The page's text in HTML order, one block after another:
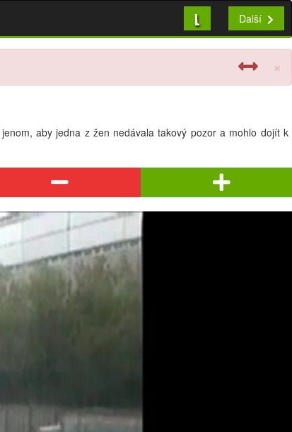
L Další
×
aby jedna z žen nedávala takový pozor a mohlo dojít k